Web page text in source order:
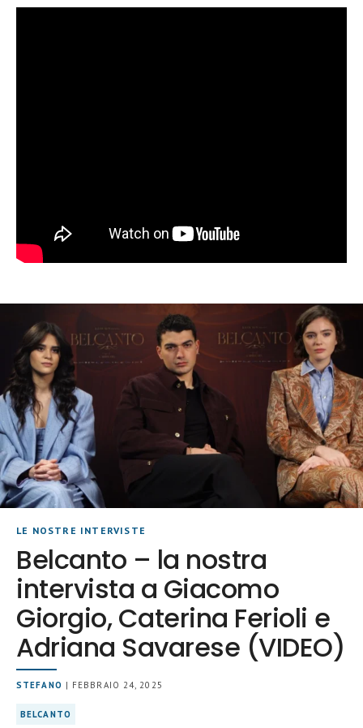
LE NOSTRE INTERVISTE
Belcanto – la nostra
intervista a Giacomo
Giorgio, Caterina Ferioli e
Adriana Savarese (VIDEO)
STEFANO | FEBBRAIO 24, 2025
BELCANTO